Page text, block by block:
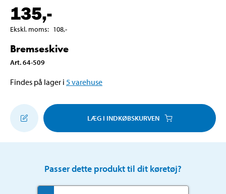
135,-
Ekskl. moms: 108,-
Bremseskive
Art.64-509
Findes på lager i 5varehuse
LÆG I INDKØBSKURVEN
Passer dette produkt til dit køretøj?